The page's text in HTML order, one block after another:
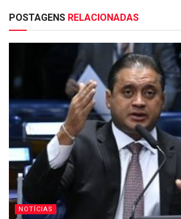
POSTAGENS RELACIONADAS
NOTÍCIAS